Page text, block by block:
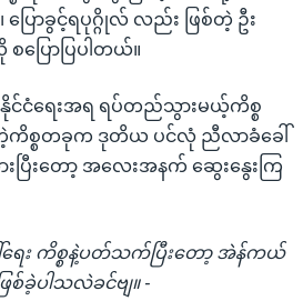
ပြောခွင့်ရပုဂ္ဂိုလ် လည်း ဖြစ်တဲ့ ဦး
ြောပြပါတယ်။
င်ငံရေးအရ ရပ်တည်သွားမယ့်ကိစ္စ
ကိစ္စတခုက ဒုတိယ ပင်လုံ ညီလာခံခေါ်
ပြီးတော့ အလေးအနက် ဆွေးနွေးကြ
း ကိစ္စနဲ့ပတ်သက်ပြီးတော့ အဲန်ကယ်
ခဲ့ပါသလဲခင်ဗျ။ -